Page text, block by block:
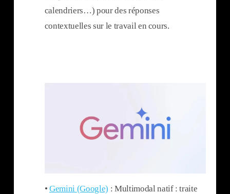
calendriers…) pour des réponses
contextuelles sur le travail en cours.
•Gemini (Google) : Multimodal natif : traite